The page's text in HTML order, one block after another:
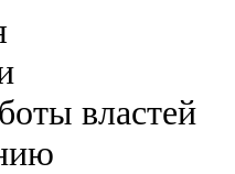
властей